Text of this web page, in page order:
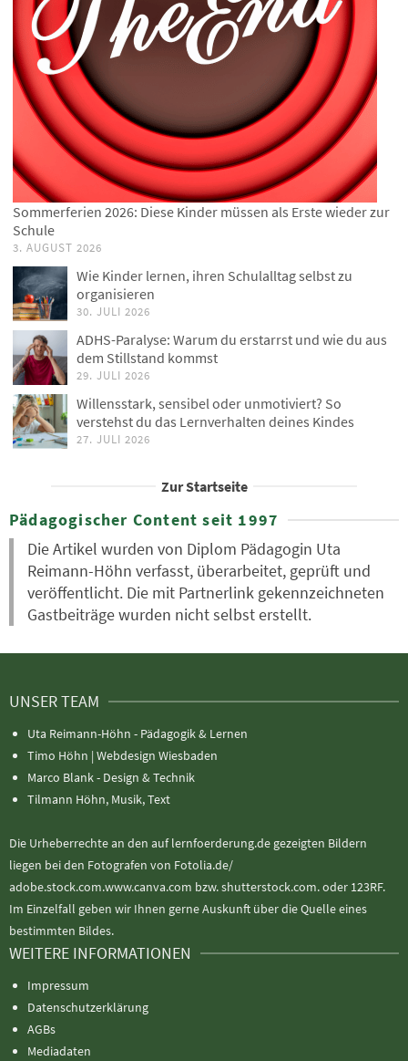
Sommerferien 2026: Diese Kinder müssen als Erste wieder zur
Schule
3. AUGUST 2026
Wie Kinder lernen, ihren Schulalltag selbst zu
organisieren
30. JULI 2026
ADHS-Paralyse: Warum du erstarrst und wie du aus
dem Stillstand kommst
29. JULI 2026
Willensstark, sensibel oder unmotiviert? So
verstehst du das Lernverhalten deines Kindes
27. JULI 2026
Zur Startseite
Pädagogischer Content seit 1997
Die Artikel wurden von Diplom Pädagogin Uta
Reimann-Höhn verfasst, überarbeitet, geprüft und
veröffentlicht. Die mit Partnerlink gekennzeichneten
Gastbeiträge wurden nicht selbst erstellt.
UNSER TEAM
Uta Reimann-Höhn - Pädagogik & Lernen
Timo Höhn | Webdesign Wiesbaden
Marco Blank - Design & Technik
Tilmann Höhn, Musik, Text
Die Urheberrechte an den auf lernfoerderung.de gezeigten Bildern
liegen bei den Fotografen von Fotolia.de/
adobe.stock.com.www.canva.com bzw. shutterstock.com. oder 123RF.
Im Einzelfall geben wir Ihnen gerne Auskunft über die Quelle eines
bestimmten Bildes.
WEITERE INFORMATIONEN
Impressum
Datenschutzerklärung
AGBs
Mediadaten